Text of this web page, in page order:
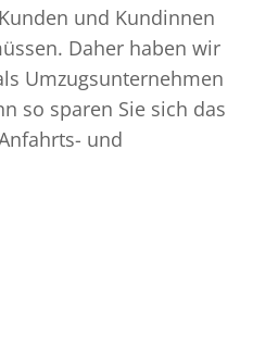
und Kundinnen
Daher haben wir
Umzugsunternehmen
so sparen Sie sich das
und